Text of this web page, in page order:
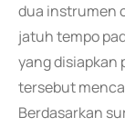
dua instrumen
jatuh tempo
yang disiapkan
tersebut
Berdasarkan